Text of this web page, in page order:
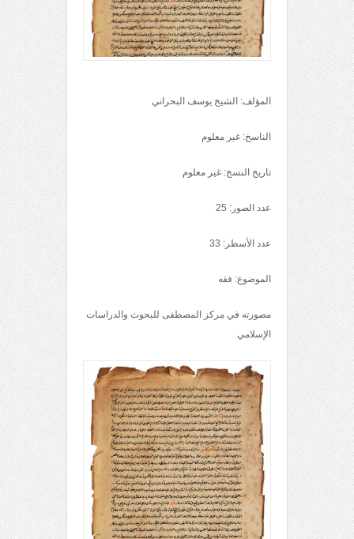
المؤلف: الشيخ يوسف البحراني
الناسخ: غير معلوم
تاريخ النسخ: غير معلوم
عدد الصور: 25
عدد الأسطر: 33
الموضوع: فقه
مصورته في مركز المصطفى للبحوث والدراسات
الإسلامي